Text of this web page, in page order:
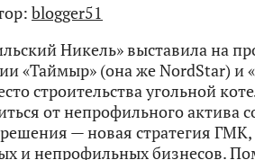
blogger51
Никель» выставила на
«Таймыр» (она же NordStar) и
строительства угольной
от непрофильного актива
— новая стратегия
и непрофильных бизнесов.